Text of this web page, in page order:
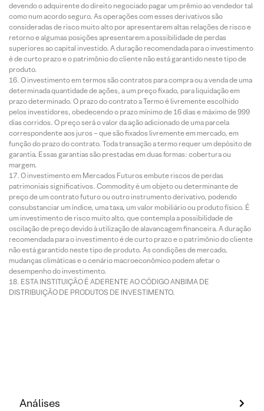
devendo o adquirente do direito negociado pagar um prêmio ao vendedor tal
como num acordo seguro. As operações com esses derivativos são
consideradas de risco muito alto por apresentarem altas relações de risco e
retorno e algumas posições apresentarem a possibilidade de perdas
superiores ao capital investido. A duração recomendada para o investimento
é de curto prazo e o patrimônio do cliente não está garantido neste tipo de
produto.
O investimento em termos são contratos para compra ou a venda de uma
determinada quantidade de ações, a um preço fixado, para liquidação em
prazo determinado. O prazo do contrato a Termo é livremente escolhido
pelos investidores, obedecendo o prazo mínimo de 16 dias e máximo de 999
dias corridos. O preço será o valor da ação adicionado de uma parcela
correspondente aos juros – que são fixados livremente em mercado, em
função do prazo do contrato. Toda transação a termo requer um depósito de
garantia. Essas garantias são prestadas em duas formas: cobertura ou
margem.
O investimento em Mercados Futuros embute riscos de perdas
patrimoniais significativos. Commodity é um objeto ou determinante de
preço de um contrato futuro ou outro instrumento derivativo, podendo
consubstanciar um índice, uma taxa, um valor mobiliário ou produto físico. É
um investimento de risco muito alto, que contempla a possibilidade de
oscilação de preço devido à utilização de alavancagem financeira. A duração
recomendada para o investimento é de curto prazo e o patrimônio do cliente
não está garantido neste tipo de produto. As condições de mercado,
mudanças climáticas e o cenário macroeconômico podem afetar o
desempenho do investimento.
ESTA INSTITUIÇÃO É ADERENTE AO CÓDIGO ANBIMA DE
DISTRIBUIÇÃO DE PRODUTOS DE INVESTIMENTO.
Análises